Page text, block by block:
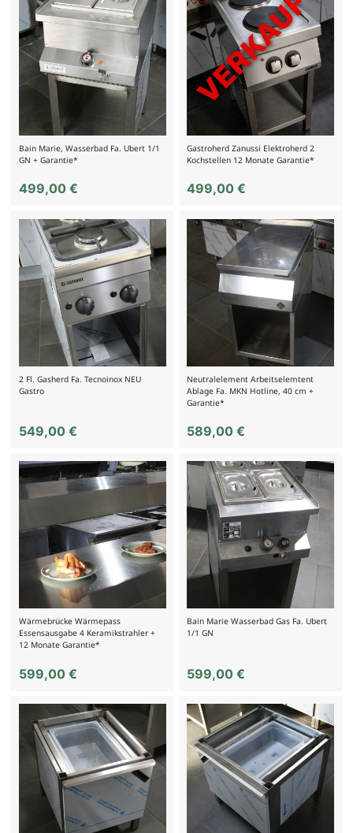
Bain Marie, Wasserbad Fa. Ubert 1/1
GN + Garantie*
499,00 €
Gastroherd Zanussi Elektroherd 2
Kochstellen 12 Monate Garantie*
499,00€
2 Fl. Gasherd Fa. Tecnoinox NEU
Gastro
549,00 €
Neutralelement Arbeitselemtent
Ablage Fa. MKN Hotline, 40 cm +
Garantie*
589,00€
Wärmebrücke Wärmepass
Essensausgabe 4 Keramikstrahler +
12 Monate Garantie*
599,00 €
Bain Marie Wasserbad Gas Fa. Ubert
1/1 GN
599,00€